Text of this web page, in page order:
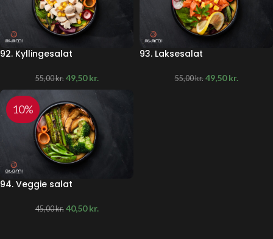
92. Kyllingesalat
55,00kr. 49,50kr.
93. Laksesalat
55,00kr. 49,50kr.
10%
94. Veggie salat
45,00kr. 40,50kr.